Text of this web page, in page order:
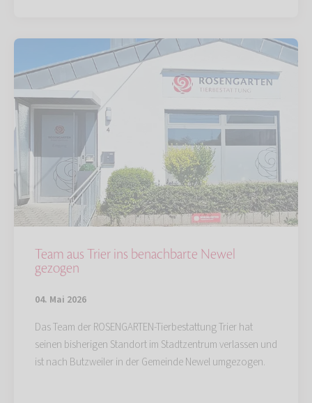
Team aus Trier ins benachbarte Newel
gezogen
04. Mai 2026
Das Team der ROSENGARTEN-Tierbestattung Trier hat
seinen bisherigen Standort im Stadtzentrum verlassen und
ist nach Butzweiler in der Gemeinde Newel umgezogen.